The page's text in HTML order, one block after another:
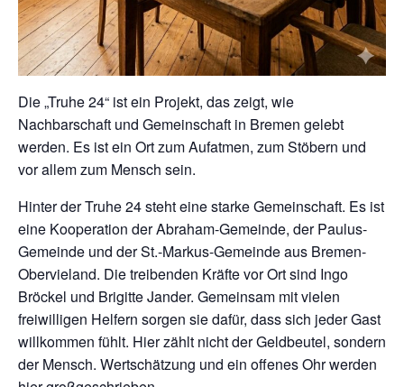
Die „Truhe 24“ ist ein Projekt, das zeigt, wie
Nachbarschaft und Gemeinschaft in Bremen gelebt
werden. Es ist ein Ort zum Aufatmen, zum Stöbern und
vor allem zum Mensch sein.
Hinter der Truhe 24 steht eine starke Gemeinschaft. Es ist
eine Kooperation der Abraham-Gemeinde, der Paulus-
Gemeinde und der St.-Markus-Gemeinde aus Bremen-
Obervieland. Die treibenden Kräfte vor Ort sind Ingo
Bröckel und Brigitte Jander. Gemeinsam mit vielen
freiwilligen Helfern sorgen sie dafür, dass sich jeder Gast
willkommen fühlt. Hier zählt nicht der Geldbeutel, sondern
der Mensch. Wertschätzung und ein offenes Ohr werden